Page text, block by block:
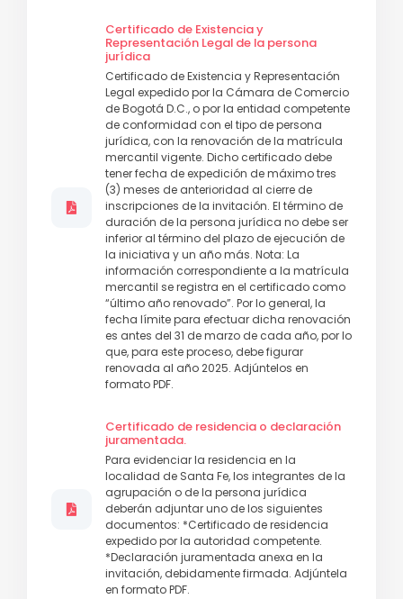
Certificado de Existencia y
Representación Legal de la persona
jurídica
Certificado de Existencia y Representación
Legal expedido por la Cámara de Comercio
de Bogotá D.C., o por la entidad competente
de conformidad con el tipo de persona
jurídica, con la renovación de la matrícula
mercantil vigente. Dicho certificado debe
tener fecha de expedición de máximo tres
(3) meses de anterioridad al cierre de
inscripciones de la invitación. El término de
duración de la persona jurídica no debe ser
inferior al término del plazo de ejecución de
la iniciativa y un año más. Nota: La
información correspondiente a la matrícula
mercantil se registra en el certificado como
“último año renovado”. Por lo general, la
fecha límite para efectuar dicha renovación
es antes del 31 de marzo de cada año, por lo
que, para este proceso, debe figurar
renovada al año 2025. Adjúntelos en
formato PDF.
Certificado de residencia o declaración
juramentada.
Para evidenciar la residencia en la
localidad de Santa Fe, los integrantes de la
agrupación o de la persona jurídica
deberán adjuntar uno de los siguientes
documentos: *Certificado de residencia
expedido por la autoridad competente.
*Declaración juramentada anexa en la
invitación, debidamente firmada. Adjúntela
en formato PDF.